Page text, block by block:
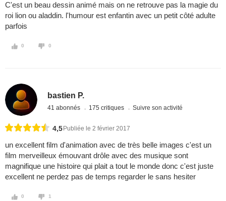
C'est un beau dessin animé mais on ne retrouve pas la magie du
roi lion ou aladdin. l'humour est enfantin avec un petit côté adulte
parfois
0 0
bastien P.
41 abonnés 175 critiques Suivre son activité
4,5 Publiée le 2 février 2017
un excellent film d'animation avec de très belle images c'est un
film merveilleux émouvant drôle avec des musique sont
magnifique une histoire qui plait a tout le monde donc c'est juste
excellent ne perdez pas de temps regarder le sans hesiter
0 1